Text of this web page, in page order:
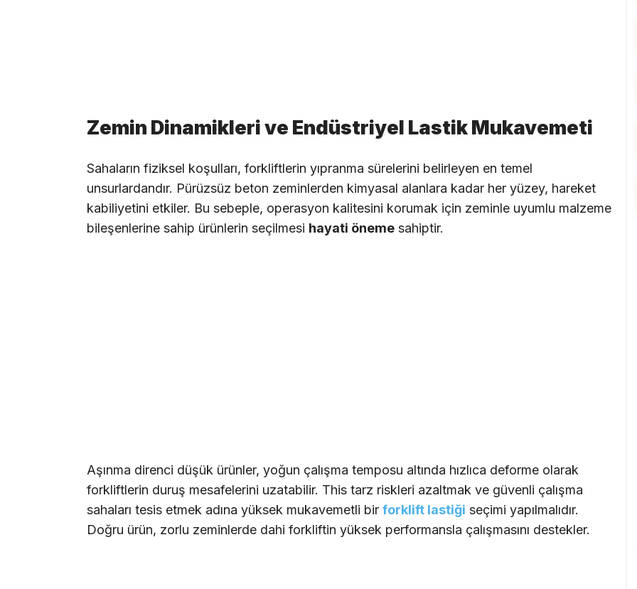
Zemin Dinamikleri ve Endüstriyel Lastik Mukavemeti
Sahaların fiziksel koşulları, forkliftlerin yıpranma sürelerini belirleyen en temel
unsurlardandır. Pürüzsüz beton zeminlerden kimyasal alanlara kadar her yüzey, hareket
kabiliyetini etkiler. Bu sebeple, operasyon kalitesini korumak için zeminle uyumlu malzeme
bileşenlerine sahip ürünlerin seçilmesi hayati öneme sahiptir.
Aşınma direnci düşük ürünler, yoğun çalışma temposu altında hızlıca deforme olarak
forkliftlerin duruş mesafelerini uzatabilir. This tarz riskleri azaltmak ve güvenli çalışma
sahaları tesis etmek adına yüksek mukavemetli bir forklift lastiği seçimi yapılmalıdır.
Doğru ürün, zorlu zeminlerde dahi forkliftin yüksek performansla çalışmasını destekler.